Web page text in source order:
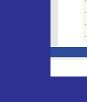
·
·
·